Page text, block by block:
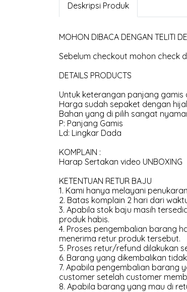
Deskripsi Produk
MOHON DIBACA DENGAN TELITI
Sebelum checkout mohon check
DETAILS PRODUCTS
Untuk keterangan panjang
Harga sudah sepaket dengan
Bahan yang di pilih sangat
P: Panjang Gamis
Ld: Lingkar Dada
KOMPLAIN :
Harap Sertakan video UNBOXING
KETENTUAN RETUR BAJU
1. Kami hanya melayani
2. Batas komplain 2 hari dari
3. Apabila stok baju masih
produk habis.
4. Proses pengembalian barang
menerima retur produk tersebut.
5. Proses retur/refund dilakukan
6. Barang yang dikembalikan
7. Apabila pengembalian barang
customer setelah customer
8. Apabila barang yang mau di